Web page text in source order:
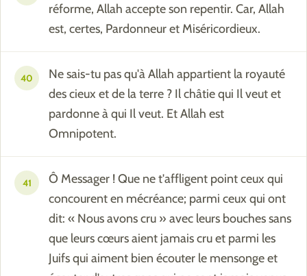
réforme, Allah accepte son repentir. Car, Allah
est, certes, Pardonneur et Miséricordieux.
40
Ne sais-tu pas qu'à Allah appartient la royauté
des cieux et de la terre ? Il châtie qui Il veut et
pardonne à qui Il veut. Et Allah est
Omnipotent.
41
Ô Messager ! Que ne t'affligent point ceux qui
concourent en mécréance; parmi ceux qui ont
dit: « Nous avons cru » avec leurs bouches sans
que leurs cœurs aient jamais cru et parmi les
Juifs qui aiment bien écouter le mensonge et